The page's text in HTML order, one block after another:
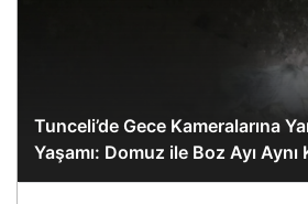
Tunceli’de Gece Kameralarına
Yaşamı: Domuz ile Boz Ayı Aynı